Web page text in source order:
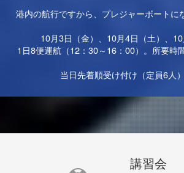
港内の航行ですから、プレジャーボートに
10月3日（金）、10月4日（土）、10
1日8便運航（12：30～16：00）。所要時
当日先着順受け付け（定員6人
講習会